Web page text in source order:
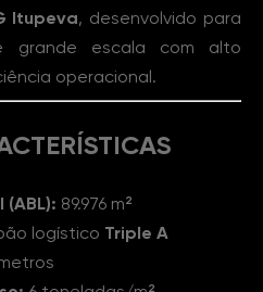
Itupeva, desenvolvido para
grande escala com alto
operacional.
89.976 m²
logístico Triple A